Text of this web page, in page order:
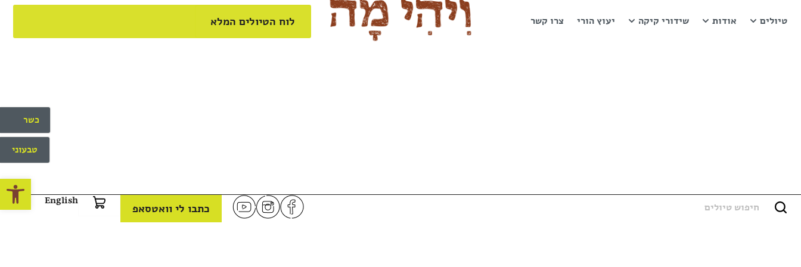
טיולים אודות שידורי קיקה יעוץ הורי צרו קשר לוח הטיולים המלא
כתבו לי וואטסאפ
English
כשר
טבעוני